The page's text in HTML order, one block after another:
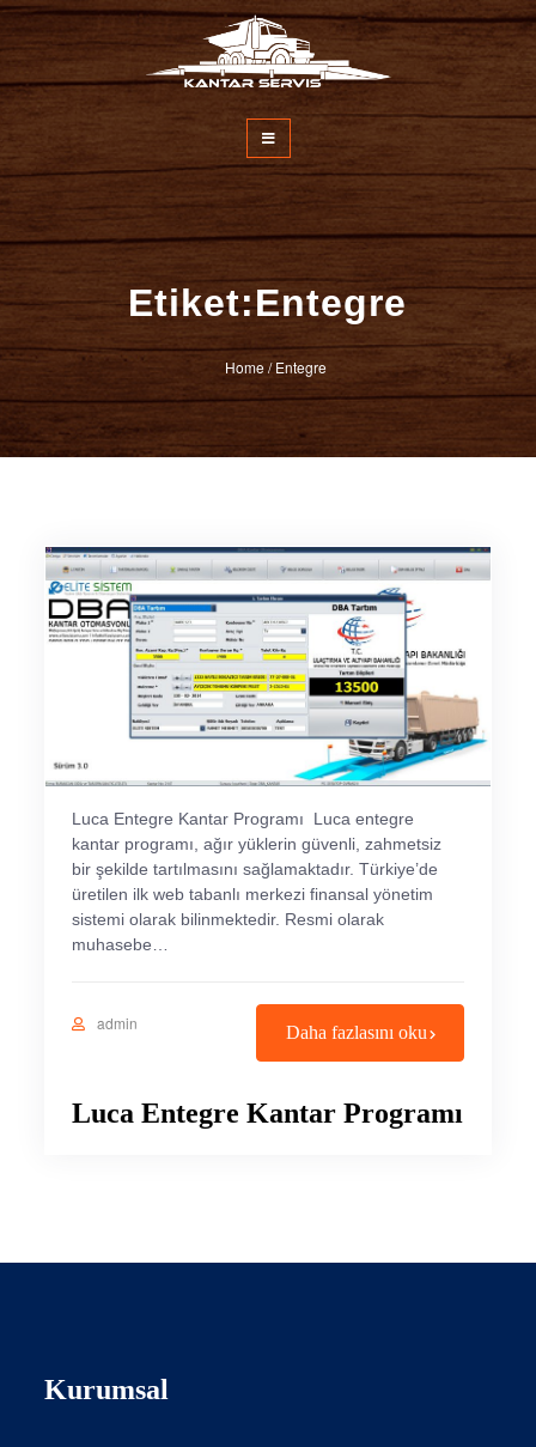
İçeriğe
atla
Kantar Servisi
Etiket:Entegre
Home/Entegre
Luca Entegre Kantar Programı Luca entegre
kantar programı, ağır yüklerin güvenli, zahmetsiz
bir şekilde tartılmasını sağlamaktadır. Türkiye’de
üretilen ilk web tabanlı merkezi finansal yönetim
sistemi olarak bilinmektedir. Resmi olarak
muhasebe…
admin Daha fazlasını oku
Luca Entegre Kantar Programı
Kurumsal